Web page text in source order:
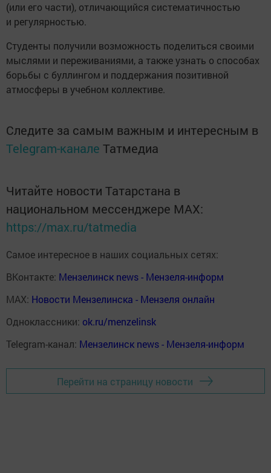
(или его части), отличающийся систематичностью
и регулярностью.
Студенты получили возможность поделиться своими
мыслями и переживаниями, а также узнать о способах
борьбы с буллингом и поддержания позитивной
атмосферы в учебном коллективе.
Следите за самым важным и интересным в
Telegram-канале Татмедиа
Читайте новости Татарстана в
национальном мессенджере MАХ:
https://max.ru/tatmedia
Самое интересное в наших социальных сетях:
ВКонтакте: Мензелинск news - Мензеля-информ
MAX: Новости Мензелинска - Мензеля онлайн
Одноклассники: ok.ru/menzelinsk
Telegram-канал: Мензелинск news - Мензеля-информ
Перейти на страницу новости